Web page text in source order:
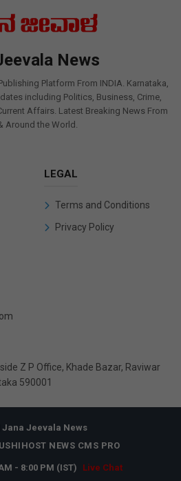
News
Platform From INDIA. Karnataka,
including Politics, Business, Crime,
Affairs. Latest Breaking News From
Around the World.
LEGAL
Terms and Conditions
Privacy Policy
Z P Office, Khade Bazar, Raviwar
590001
Jana Jeevala News
NEWS CMS PRO
- 8:00 PM (IST) Live Chat